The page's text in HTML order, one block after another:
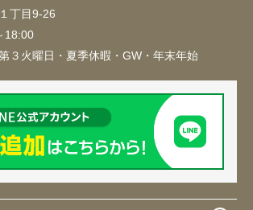
丁目9-26
18:00
３火曜日・夏季休暇・GW・年末年始